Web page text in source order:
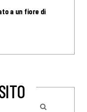
a un fiore di